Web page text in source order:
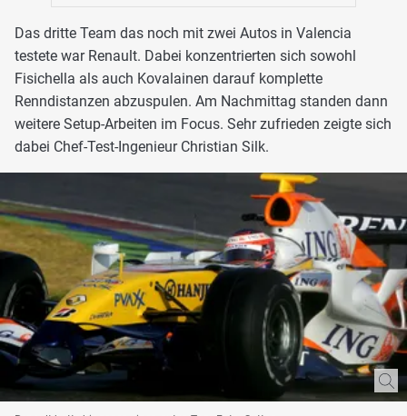
Das dritte Team das noch mit zwei Autos in Valencia
testete war Renault. Dabei konzentrierten sich sowohl
Fisichella als auch Kovalainen darauf komplette
Renndistanzen abzuspulen. Am Nachmittag standen dann
weitere Setup-Arbeiten im Focus. Sehr zufrieden zeigte sich
dabei Chef-Test-Ingenieur Christian Silk.